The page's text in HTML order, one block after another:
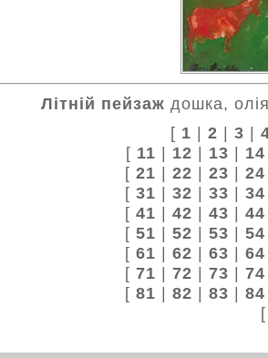
Літній пейзаж дошка,
[ 1 | 2 | 3 |
[ 11 | 12 | 13 | 14
[ 21 | 22 | 23 | 24
[ 31 | 32 | 33 | 34
[ 41 | 42 | 43 | 44
[ 51 | 52 | 53 | 54
[ 61 | 62 | 63 | 64
[ 71 | 72 | 73 | 74
[ 81 | 82 | 83 | 84